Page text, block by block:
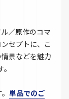
／原作のコマ
セプトに、こ
景などを魅力
単品でのご